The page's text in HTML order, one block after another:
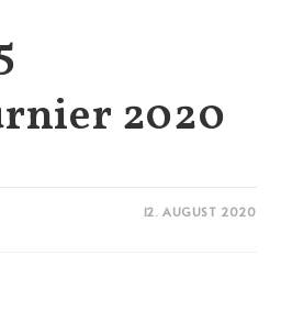
2020
12. AUGUST 2020